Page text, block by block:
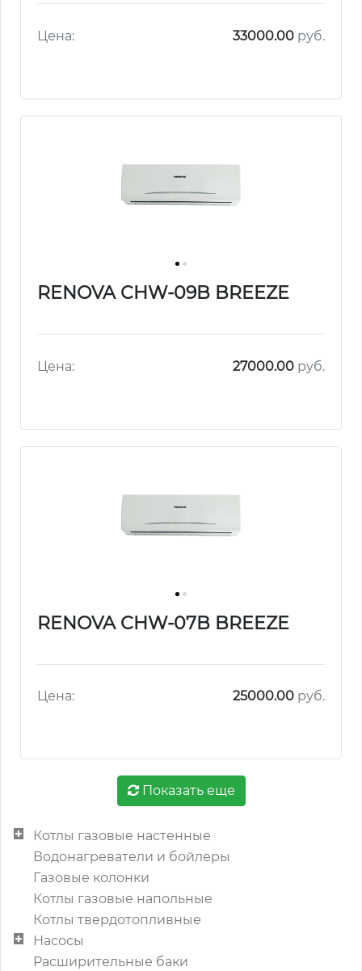
Котлы газовые настенные
Водонагреватели и бойлеры
Газовые колонки
Котлы газовые напольные
Котлы твердотопливные
Насосы
Расширительные баки
Цена: 33000.00руб.
RENOVA CHW-09B BREEZE
Цена: 27000.00руб.
RENOVA CHW-07B BREEZE
Цена: 25000.00руб.
Показать еще